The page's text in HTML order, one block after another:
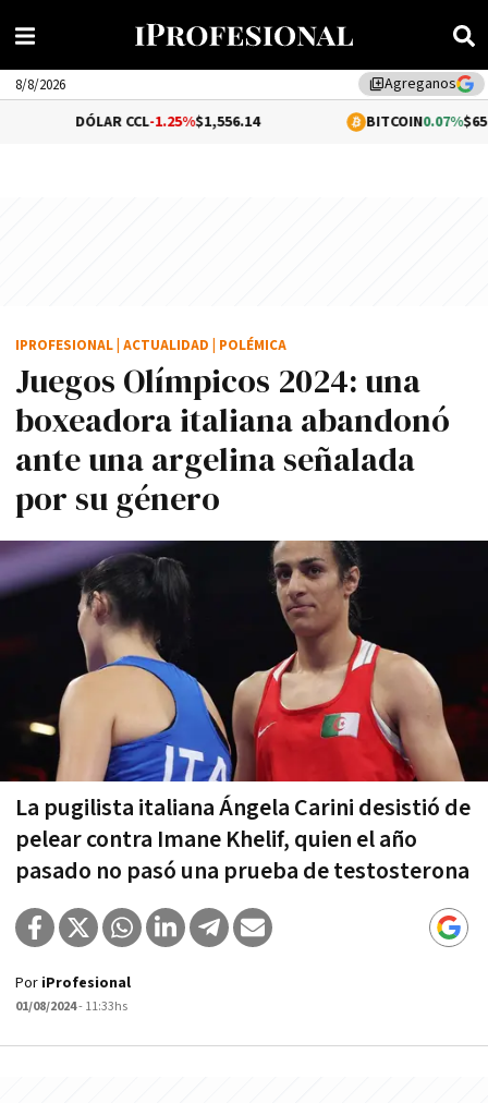
library_addAgreganos
8/8/2026
-1.25%$1,556.14 0.07%$65,048.17
Juegos Olímpicos 2024: una
boxeadora italiana abandonó
ante una argelina señalada
por su género
La pugilista italiana Ángela Carini desistió de
pelear contra Imane Khelif, quien el año
pasado no pasó una prueba de testosterona
IPROFESIONAL ACTUALIDAD POLÉMICA
Por iProfesional
01/08/2024- 11:33hs